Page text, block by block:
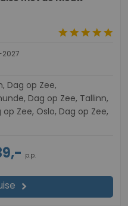
starstarstarstarstar
Dag op Zee, Tallinn,
Zee, Oslo, Dag op Zee,
p.p.
chevron_right